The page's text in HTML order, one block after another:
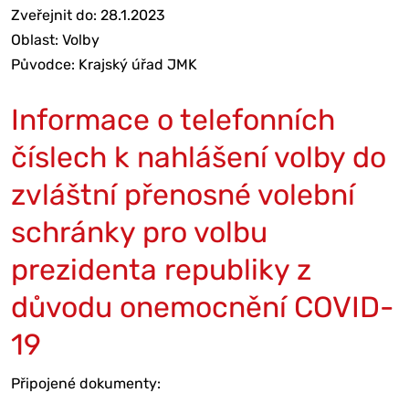
Zveřejnit do: 28.1.2023
Oblast: Volby
Původce: Krajský úřad JMK
Informace o telefonních
číslech k nahlášení volby do
zvláštní přenosné volební
schránky pro volbu
prezidenta republiky z
důvodu onemocnění COVID-
19
Připojené dokumenty: